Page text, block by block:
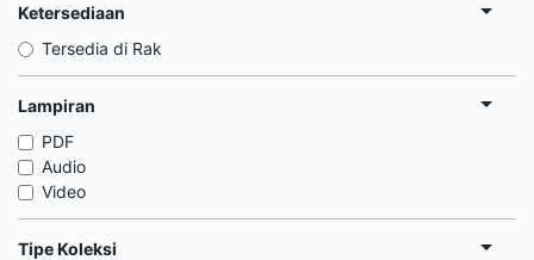
Ketersediaan
Tersedia di Rak
Lampiran
PDF
Audio
Video
Tipe Koleksi